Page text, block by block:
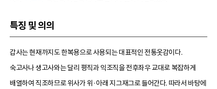
특징 및 의의
갑사는 현재까지도 한복용으로 사용되는 대표적인 전통옷감이다.
숙고사나 생고사와는 달리 평직과 익조직을 전후좌우 교대로 복잡하게
배열하여 직조하므로 위사가 위·아래 지그재그로 들어간다. 따라서 바탕에